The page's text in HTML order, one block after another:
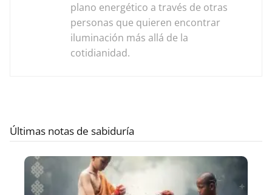
plano energético a través de otras
personas que quieren encontrar
iluminación más allá de la
cotidianidad.
Últimas notas de sabiduría